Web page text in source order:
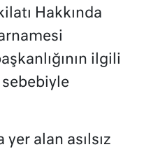
Hakkında
ilgili
sebebiyle
alan asılsız